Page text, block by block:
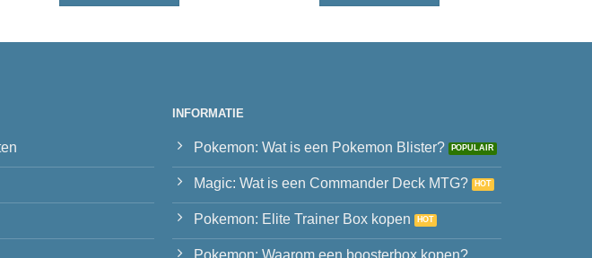
INFORMATIE
Pokemon: Wat is een Pokemon Blister?
Magic: Wat is een Commander Deck MTG?
Pokemon: Elite Trainer Box kopen
Pokemon: Waarom een boosterbox kopen?